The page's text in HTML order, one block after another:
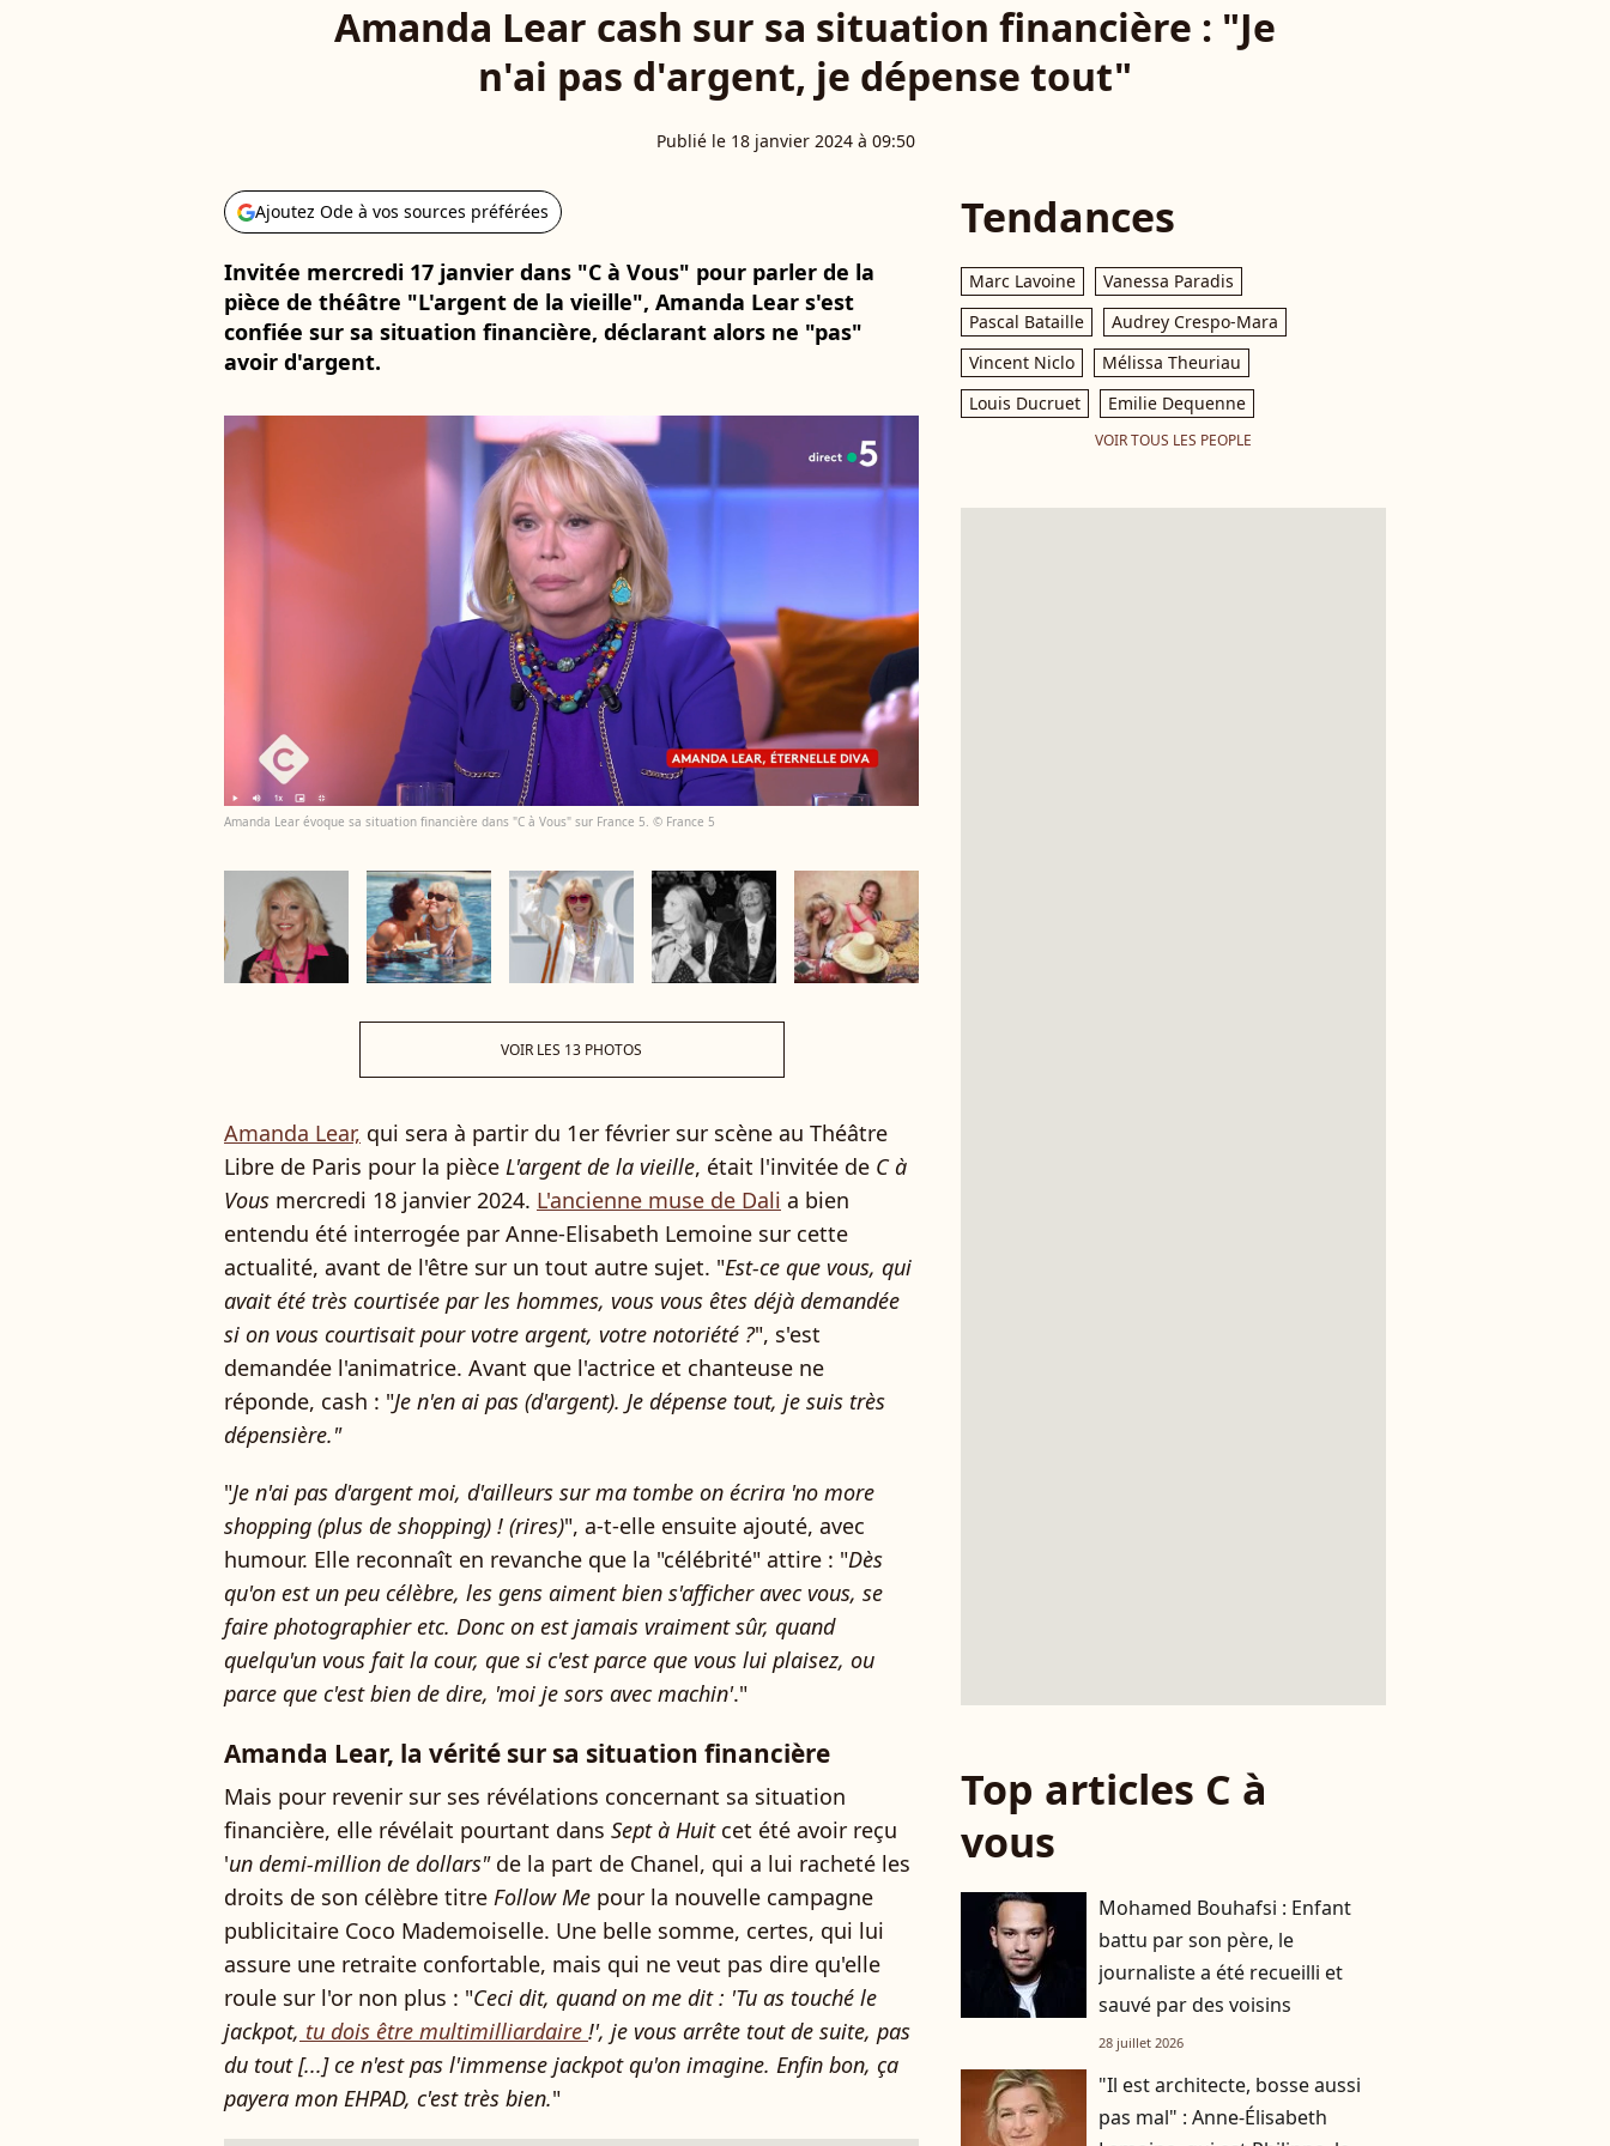
Amanda Lear cash sur sa situation financière : "Je
n'ai pas d'argent, je dépense tout"
Publié le 18 janvier 2024 à 09:50
Ajoutez Ode à vos sources préférées
Invitée mercredi 17 janvier dans "C à Vous" pour parler de la
pièce de théâtre "L'argent de la vieille", Amanda Lear s'est
confiée sur sa situation financière, déclarant alors ne "pas"
avoir d'argent.
Amanda Lear évoque sa situation financière dans "C à Vous" sur France 5. © France 5
VOIR LES 13 PHOTOS
Amanda Lear, qui sera à partir du 1er février sur scène au Théâtre
Libre de Paris pour la pièce L'argent de la vieille, était l'invitée de C à
Vous mercredi 18 janvier 2024. L'ancienne muse de Dali a bien
entendu été interrogée par Anne-Elisabeth Lemoine sur cette
actualité, avant de l'être sur un tout autre sujet. "Est-ce que vous, qui
avait été très courtisée par les hommes, vous vous êtes déjà demandée
si on vous courtisait pour votre argent, votre notoriété ?", s'est
demandée l'animatrice. Avant que l'actrice et chanteuse ne
réponde, cash : "Je n'en ai pas (d'argent). Je dépense tout, je suis très
dépensière."
"Je n'ai pas d'argent moi, d'ailleurs sur ma tombe on écrira 'no more
shopping (plus de shopping) ! (rires)", a-t-elle ensuite ajouté, avec
humour. Elle reconnaît en revanche que la "célébrité" attire : "Dès
qu'on est un peu célèbre, les gens aiment bien s'afficher avec vous, se
faire photographier etc. Donc on est jamais vraiment sûr, quand
quelqu'un vous fait la cour, que si c'est parce que vous lui plaisez, ou
parce que c'est bien de dire, 'moi je sors avec machin'."
Amanda Lear, la vérité sur sa situation financière
Mais pour revenir sur ses révélations concernant sa situation
financière, elle révélait pourtant dans Sept à Huitcet été avoir reçu
'un demi-million de dollars"de la part de Chanel, qui a lui racheté les
droits de son célèbre titre Follow Me pour la nouvelle campagne
publicitaire Coco Mademoiselle. Une belle somme, certes, qui lui
assure une retraite confortable, mais qui ne veut pas dire qu'elle
roule sur l'or non plus : "Ceci dit, quand on me dit : 'Tu as touché le
jackpot, tu dois être multimilliardaire !', je vous arrête tout de suite, pas
du tout [...] ce n'est pas l'immense jackpot qu'on imagine. Enfin bon, ça
payera mon EHPAD, c'est très bien."
Tendances
Marc Lavoine
Vanessa Paradis
Pascal Bataille
Audrey Crespo-Mara
Vincent Niclo
Mélissa Theuriau
Louis Ducruet
Emilie Dequenne
VOIR TOUS LES PEOPLE
Top articles C à
vous
Mohamed Bouhafsi : Enfant
battu par son père, le
journaliste a été recueilli et
sauvé par des voisins
28 juillet 2026
"Il est architecte, bosse aussi
pas mal" : Anne-Élisabeth